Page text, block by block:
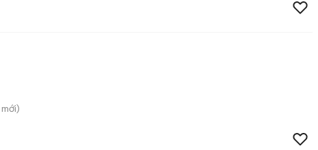
mới)